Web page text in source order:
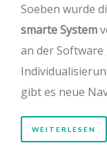
Soeben wurde
smarte System
an der
gibt es neue
WEITERLESEN